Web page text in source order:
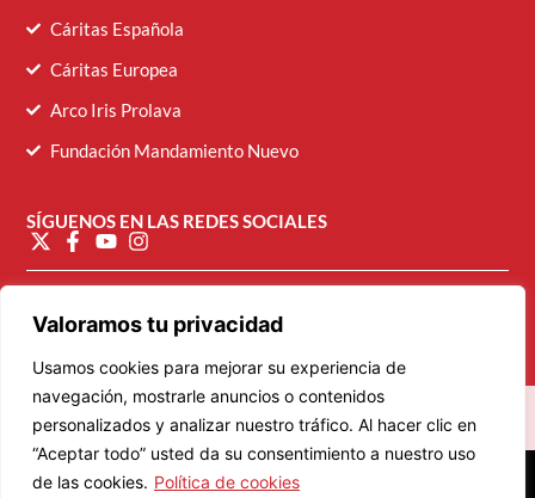
Valoramos tu privacidad
Usamos cookies para mejorar su experiencia de
navegación, mostrarle anuncios o contenidos
personalizados y analizar nuestro tráfico. Al hacer clic en
“Aceptar todo” usted da su consentimiento a nuestro uso
de las cookies. Política de cookies
Cáritas Española
Cáritas Europea
Arco Iris Prolava
Fundación Mandamiento Nuevo
SÍGUENOS EN LAS REDES SOCIALES